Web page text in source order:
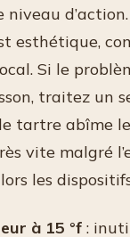
niveau
esthétique,
Si le
traitez un
tartre abîme
vite malgré
les
à 15 °f :